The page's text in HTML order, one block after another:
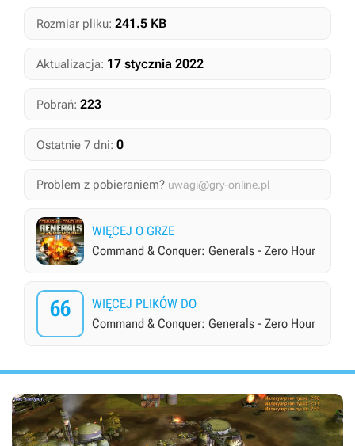
Rozmiar pliku: 241.5 KB
Aktualizacja: 17 stycznia 2022
Pobrań: 223
Ostatnie 7 dni: 0
Problem z pobieraniem? uwagi@gry-online.pl
WIĘCEJ O GRZE
Command & Conquer: Generals - Zero Hour
66
WIĘCEJ PLIKÓW DO
Command & Conquer: Generals - Zero Hour